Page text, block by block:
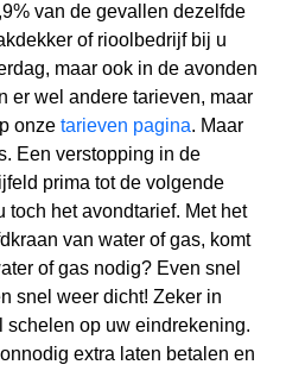
van de gevallen dezelfde
of rioolbedrijf bij u
maar ook in de avonden
er wel andere tarieven, maar
onze tarieven pagina. Maar
Een verstopping in de
prima tot de volgende
toch het avondtarief. Met het
van water of gas, komt
of gas nodig? Even snel
snel weer dicht! Zeker in
schelen op uw eindrekening.
extra laten betalen en